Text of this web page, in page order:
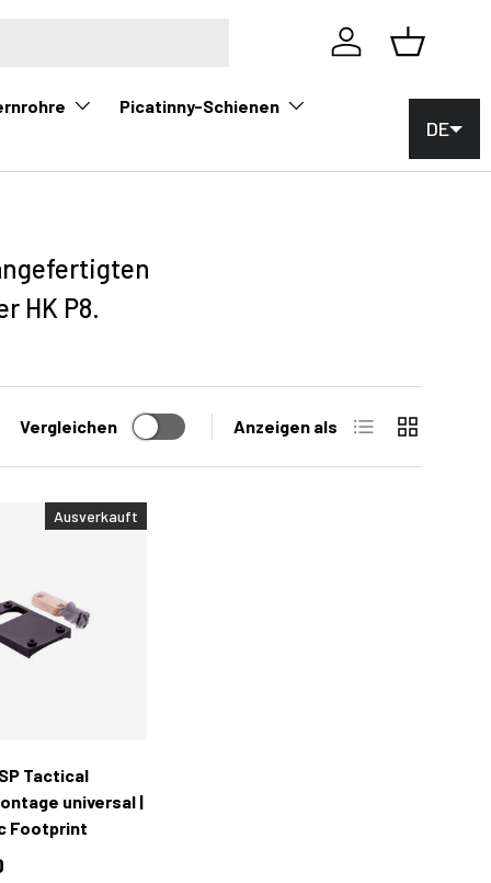
Einloggen
Korb
Picatinny-Schienen
HK P8.
Vergleichen Anzeigen als Liste Raster
Ausverkauft
Tactical
universal |
Footprint
DE